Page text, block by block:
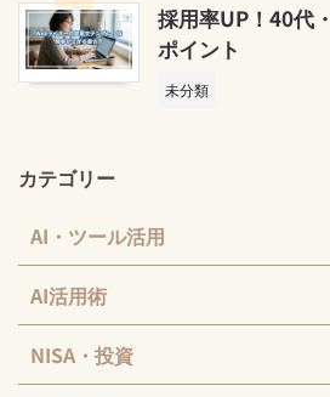
採用率UP！40代
ポイント
未分類
カテゴリー
AI・ツール活用
AI活用術
NISA・投資